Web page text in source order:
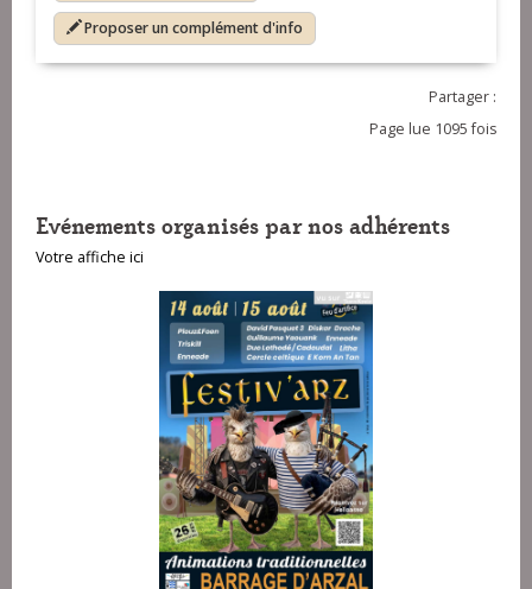
Proposer un complément d'info
Partager :
Page lue 1095 fois
Evénements organisés par nos adhérents
Votre affiche ici